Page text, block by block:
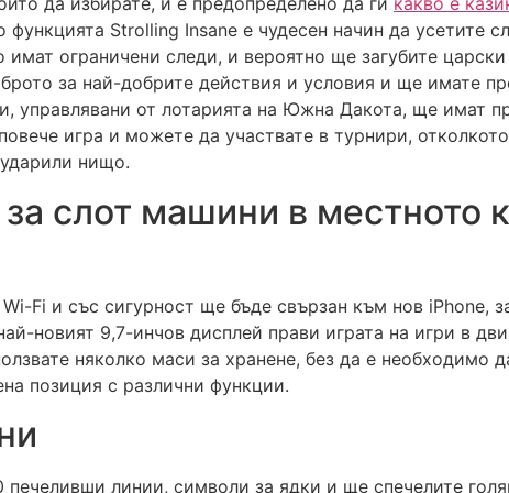
функцията Strolling Insane е чудесен начин да усетите
имат ограничени следи, и вероятно ще загубите
за най-добрите действия и условия и ще имате
управлявани от лотарията на Южна Дакота, ще имат
игра и можете да участвате в турнири,
нищо.
слот машини в местното
Fi и със сигурност ще бъде свързан към нов iPhone,
новият 9,7-инчов дисплей прави играта на игри в
няколко маси за хранене, без да е необходимо
позиция с различни функции.
линии, символи за ядки и ще спечелите